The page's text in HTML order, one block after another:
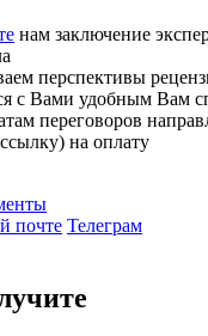
нам заключение
перспективы
с Вами удобным Вам
переговоров
на оплату
почте Телеграм